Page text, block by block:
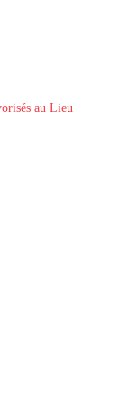
au Lieu